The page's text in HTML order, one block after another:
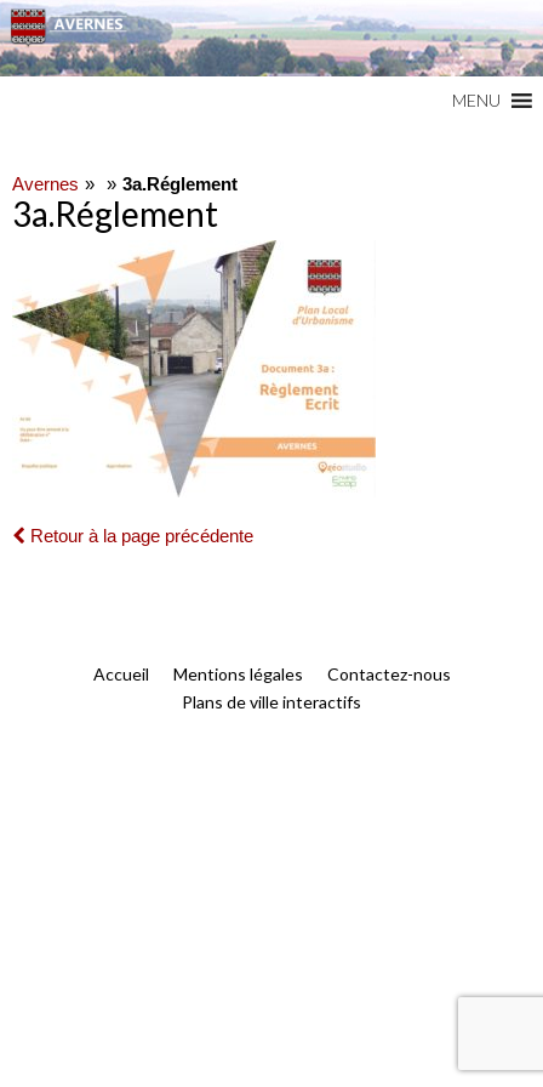
MENU
Avernes 3a.Réglement
3a.Réglement
Retour à la page précédente
Accueil Mentions légales
Contactez-nous
Plans de ville interactifs